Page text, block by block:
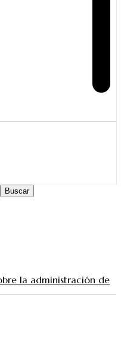
Buscar
la administración de